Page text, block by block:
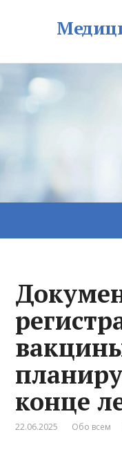
конце
22.06.2025 Обо всем